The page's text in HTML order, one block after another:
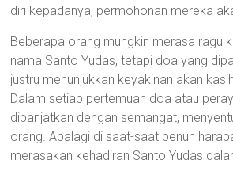
diri kepadanya, permohonan mereka
Beberapa orang mungkin merasa ragu
nama Santo Yudas, tetapi doa yang
justru menunjukkan keyakinan akan
Dalam setiap pertemuan doa atau
dipanjatkan dengan semangat,
orang. Apalagi di saat-saat penuh
merasakan kehadiran Santo Yudas